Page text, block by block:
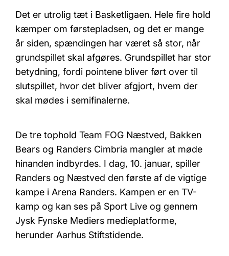
Det er utrolig tæt i Basketligaen. Hele fire hold
kæmper om førstepladsen, og det er mange
år siden, spændingen har været så stor, når
grundspillet skal afgøres. Grundspillet har stor
betydning, fordi pointene bliver ført over til
slutspillet, hvor det bliver afgjort, hvem der
skal mødes i semifinalerne.
De tre tophold Team FOG Næstved, Bakken
Bears og Randers Cimbria mangler at møde
hinanden indbyrdes. I dag, 10. januar, spiller
Randers og Næstved den første af de vigtige
kampe i Arena Randers. Kampen er en TV-
kamp og kan ses på Sport Live og gennem
Jysk Fynske Mediers medieplatforme,
herunder Aarhus Stiftstidende.